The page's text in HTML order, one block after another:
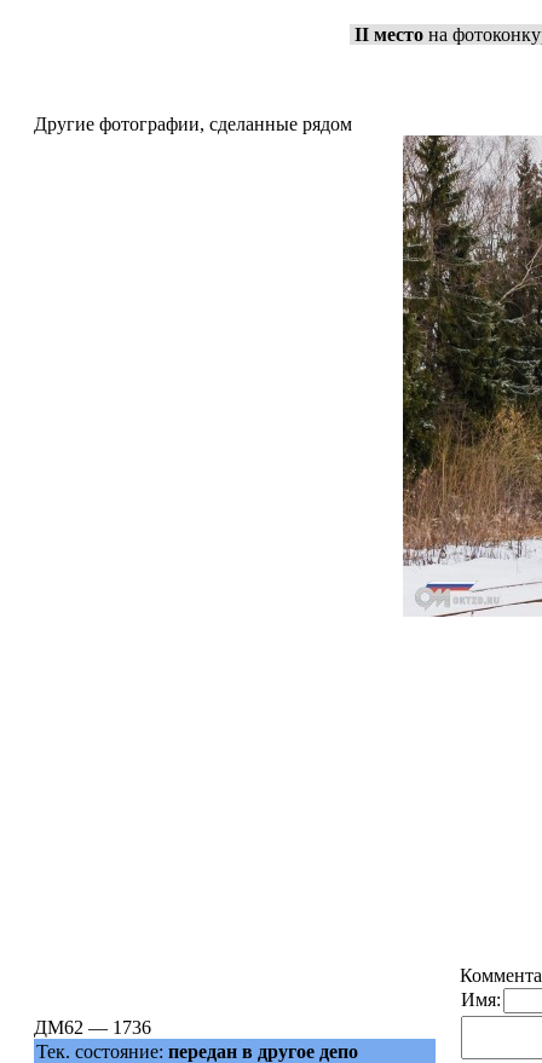
II место на
Другие фотографии, сделанные рядом
ДМ62 — 1736
Тек. состояние: передан в другое депо
Имя: